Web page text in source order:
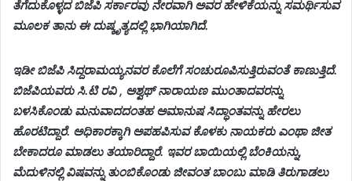
ತೆಗೆದುಕೊಳ್ಳದ ಬಿಜೆಪಿ ಸರ್ಕಾರವು ನೇರವಾಗಿ ಅವರ ಹೇಳಿಕೆಯನ್ನು ಸಮರ್ಥಿಸುವ
ಮೂಲಕ ತಾನು ಈ ದುಷ್ಕೃತ್ಯದಲ್ಲಿ ಭಾಗಿಯಾಗಿದೆ.
ಇಡೀ ಬಿಜೆಪಿ ಸಿದ್ದರಾಮಯ್ಯನವರ ಕೊಲೆಗೆ ಸಂಚುರೂಪಿಸುತ್ತಿರುವಂತೆ ಕಾಣುತ್ತಿದೆ.
ಬಿಜೆಪಿಯವರು ಸಿ.ಟಿ ರವಿ , ಅಶ್ವಥ್ ನಾರಾಯಣ ಮುಂತಾದವರನ್ನು
ಬಳಸಿಕೊಂಡು ಮನುವಾದದಂತಹ ಅಮಾನುಷ ಸಿದ್ಧಾಂತವನ್ನು ಹೇರಲು
ಹೊರಟಿದ್ದಾರೆ. ಅಧಿಕಾರಕ್ಕಾಗಿ ಅಪಹಪಿಸುವ ಕೊಳಕು ನಾಯಕರು ಎಂಥಾ ಜೀತ
ಬೇಕಾದರೂ ಮಾಡಲು ತಯಾರಿದ್ದಾರೆ. ಇವರ ಬಾಯಿಯಲ್ಲಿ ಬೆಂಕಿಯನ್ನು,
ಮೆದುಳಿನಲ್ಲಿ ವಿಷವನ್ನು ತುಂಬಿಕೊಂಡು ಜೀವಂತ ಬಾಂಬು ಮಾಡಿ ತಿರುಗಾಡಲು